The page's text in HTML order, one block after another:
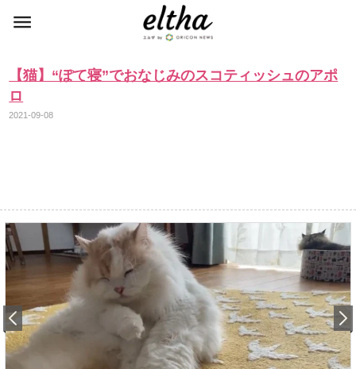
【猫】“ぽて寝”でおなじみのスコティッシュのアポ
ロ
2021-09-08